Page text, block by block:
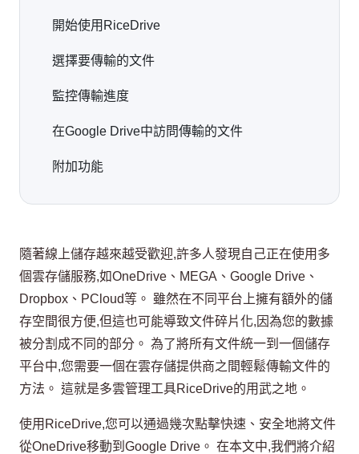
開始使用RiceDrive
選擇要傳輸的文件
監控傳輸進度
在Google Drive中訪問傳輸的文件
附加功能
隨著線上儲存越來越受歡迎,許多人發現自己正在使用多
個雲存儲服務,如OneDrive、MEGA、Google Drive、
Dropbox、PCloud等。 雖然在不同平台上擁有額外的儲
存空間很方便,但這也可能導致文件碎片化,因為您的數據
被分割成不同的部分。 為了將所有文件統一到一個儲存
平台中,您需要一個在雲存儲提供商之間輕鬆傳輸文件的
方法。 這就是多雲管理工具RiceDrive的用武之地。
使用RiceDrive,您可以通過幾次點擊快速、安全地將文件
從OneDrive移動到Google Drive。 在本文中,我們將介紹